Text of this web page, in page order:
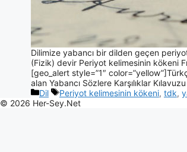
Dilimize yabancı bir dilden geçen
(Fizik) devir Periyot kelimesinin kökeni
[geo_alert style=”1″
alan Yabancı Sözlere Karşılıklar
Dil
Periyot kelimesinin kökeni, tdk,
© 2026 Her-Sey.Net